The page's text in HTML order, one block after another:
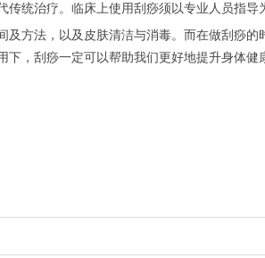
统治疗。临床上使用刮痧须以专业人员指导
方法，以及皮肤清洁与消毒。而在做刮痧的
，刮痧一定可以帮助我们更好地提升身体健